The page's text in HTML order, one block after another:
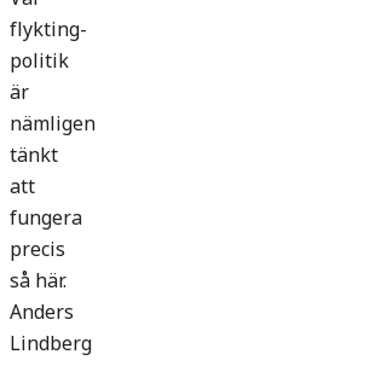
flykting­
politik
är
nämligen
tänkt
att
fungera
precis
så här.
Anders
Lindberg